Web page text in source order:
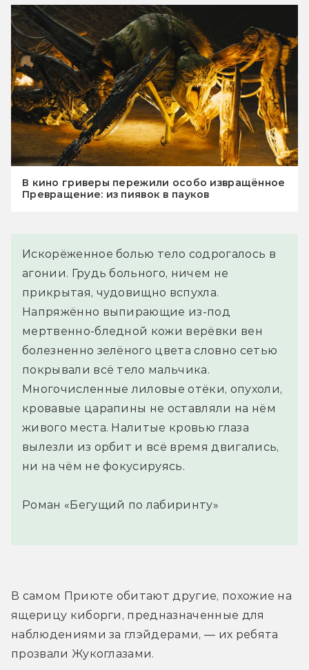
В кино гриверы пережили особо извращённое
Превращение: из пиявок в пауков
Искорёженное болью тело содрогалось в
агонии. Грудь больного, ничем не
прикрытая, чудовищно вспухла.
Напряжённо выпирающие из-под
мертвенно-бледной кожи верёвки вен
болезненно зелёного цвета словно сетью
покрывали всё тело мальчика.
Многочисленные лиловые отёки, опухоли,
кровавые царапины не оставляли на нём
живого места. Налитые кровью глаза
вылезли из орбит и всё время двигались,
ни на чём не фокусируясь.
Роман «Бегущий по лабиринту»
В самом Приюте обитают другие, похожие на
ящерицу киборги, предназначенные для
наблюдениями за глэйдерами, — их ребята
прозвали Жукоглазами.